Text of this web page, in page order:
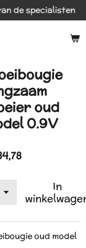
de specialisten
oud
0.9V
In
oud model